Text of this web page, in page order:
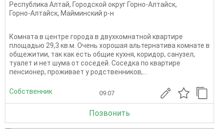
Республика Алтай, Городской округ Горно-Алтайск,
Горно-Алтайск, Майминский р-н
Комната в центре города в двухкомнатной квартире
площадью 29,3 кв.м. Очень хорошая альтернатива комнате в
общежитии, так как есть общие кухня, коридор, санузел,
туалет и нет шума от соседей. Соседка по квартире
пенсионер, проживает у родственников,...
Собственник 09.07
Позвонить